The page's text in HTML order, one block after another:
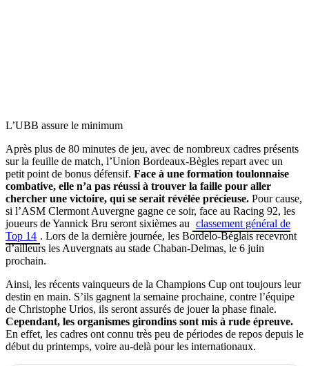
L’UBB assure le minimum
Après plus de 80 minutes de jeu, avec de nombreux cadres présents
sur la feuille de match, l’Union Bordeaux-Bègles repart avec un
petit point de bonus défensif. Face à une formation toulonnaise
combative, elle n’a pas réussi à trouver la faille pour aller
chercher une victoire, qui se serait révélée précieuse. Pour cause,
si l’ASM Clermont Auvergne gagne ce soir, face au Racing 92, les
joueurs de Yannick Bru seront sixièmes au classement général de
Top 14 . Lors de la dernière journée, les Bordelo-Béglais recevront
d’ailleurs les Auvergnats au stade Chaban-Delmas, le 6 juin
prochain.
Ainsi, les récents vainqueurs de la Champions Cup ont toujours leur
destin en main. S’ils gagnent la semaine prochaine, contre l’équipe
de Christophe Urios, ils seront assurés de jouer la phase finale.
Cependant, les organismes girondins sont mis à rude épreuve.
En effet, les cadres ont connu très peu de périodes de repos depuis le
début du printemps, voire au-delà pour les internationaux.